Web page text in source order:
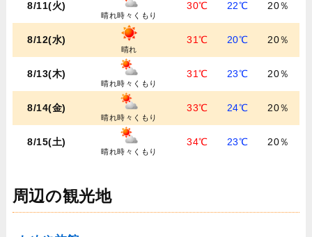
8/11(火)
晴れ時々くもり
30℃ 22℃ 20％
8/12(水)
晴れ
31℃ 20℃ 20％
8/13(木)
晴れ時々くもり
31℃ 23℃ 20％
8/14(金)
晴れ時々くもり
33℃ 24℃ 20％
8/15(土)
晴れ時々くもり
34℃ 23℃ 20％
周辺の観光地